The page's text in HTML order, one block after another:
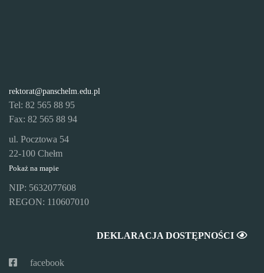
rektorat@panschelm.edu.pl
Tel: 82 565 88 95
Fax: 82 565 88 94
ul. Pocztowa 54
22-100 Chełm
Pokaż na mapie
NIP: 5632077608
REGON: 110607010
DEKLARACJA DOSTĘPNOŚCI
facebook